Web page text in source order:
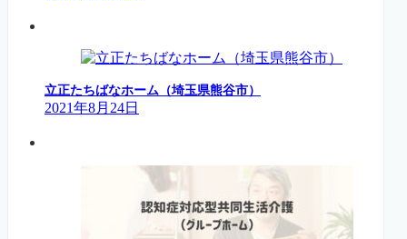
立正たちばなホーム（埼玉県熊谷市）
2021年8月24日